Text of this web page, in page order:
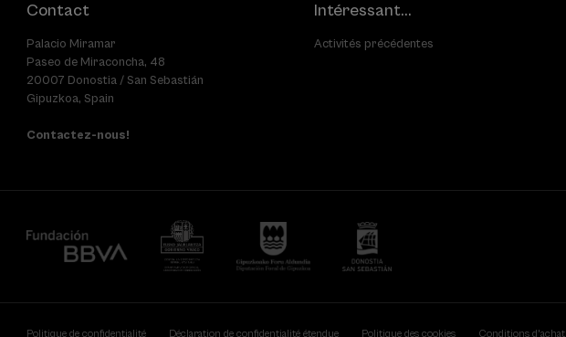
Contact
Palacio Miramar
Paseo de Miraconcha, 48
20007 Donostia / San Sebastián
Gipuzkoa, Spain
Contactez-nous!
Intéressant...
Activités précédentes
Politique de confidentialité Déclaration de confidentialité étendue Politique des cookies Conditions d'achat